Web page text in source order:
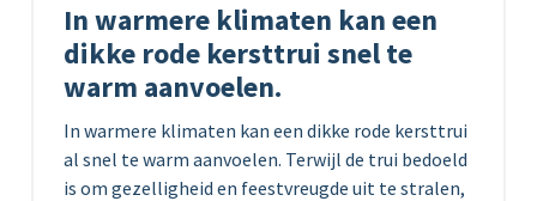
In warmere klimaten kan een
dikke rode kersttrui snel te
warm aanvoelen.
In warmere klimaten kan een dikke rode kersttrui
al snel te warm aanvoelen. Terwijl de trui bedoeld
is om gezelligheid en feestvreugde uit te stralen,